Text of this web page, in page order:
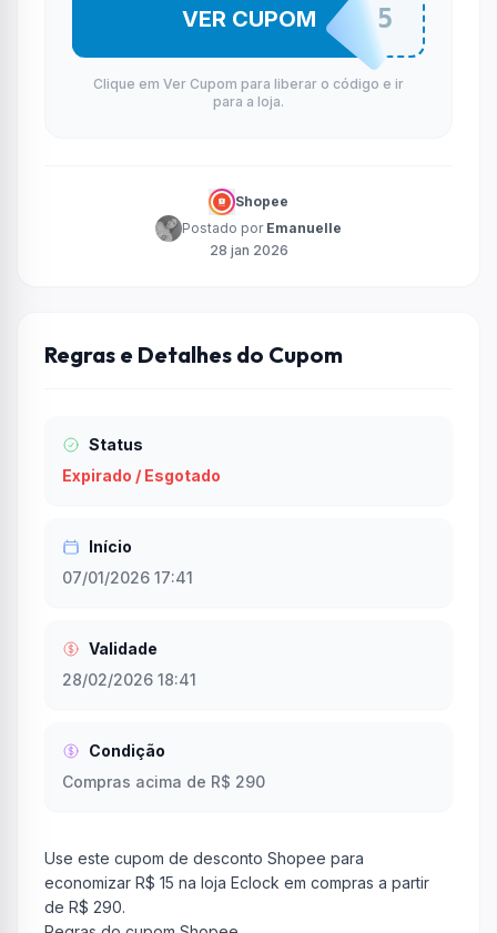
ECLO15
VER CUPOM
Clique em Ver Cupom para liberar o código e ir
para a loja.
Shopee
Postado por Emanuelle
28 jan 2026
Regras e Detalhes do Cupom
Status
Expirado / Esgotado
Início
07/01/2026 17:41
Validade
28/02/2026 18:41
Condição
Compras acima de R$ 290
Use este cupom de desconto Shopee para
economizar R$ 15 na loja Eclock em compras a partir
de R$ 290.